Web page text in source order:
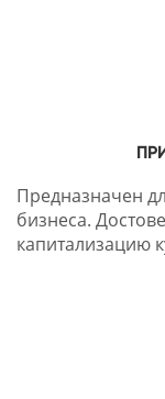
Предназначен
бизнеса.
капитализацию